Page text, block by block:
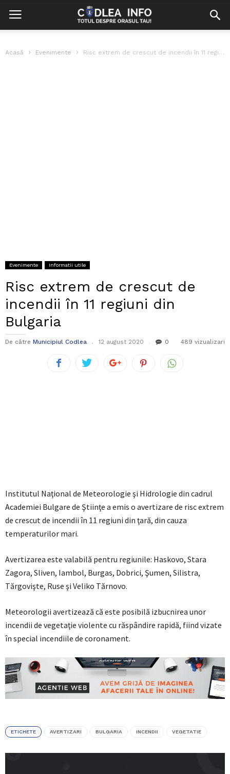
Acasă Evenimente Risc extrem de crescut de incendii în 11 regiuni din Bulgaria
Evenimente Informatii utile
Risc extrem de crescut de
incendii în 11 regiuni din
Bulgaria
De către Municipiul Codlea 12 august 2020 0 489 vizualizari
Institutul Naţional de Meteorologie şi Hidrologie din cadrul
Academiei Bulgare de Ştiinţe a emis o avertizare de risc extrem
de crescut de incendii în 11 regiuni din ţară, din cauza
temperaturilor mari.
Avertizarea este valabilă pentru regiunile: Haskovo, Stara
Zagora, Sliven, Iambol, Burgas, Dobrici, Şumen, Silistra,
Tărgovişte, Ruse şi Veliko Tărnovo.
Meteorologii avertizează că este posibilă izbucnirea unor
incendii de vegetaţie violente cu răspândire rapidă, fiind vizate
în special incendiile de coronament.
ETICHETE AVERTIZARI BULGARIA INCENDII VEGETATIE